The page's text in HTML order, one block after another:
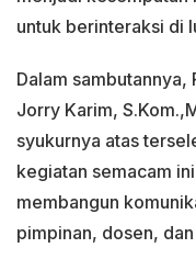
untuk berinteraksi di
Dalam sambutannya,
Jorry Karim,
syukurnya atas
kegiatan semacam
membangun
pimpinan, dosen,